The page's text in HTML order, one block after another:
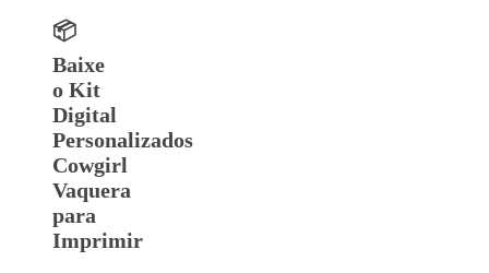
📦
Baixe
o Kit
Digital
Personalizados
Cowgirl
Vaquera
para
Imprimir